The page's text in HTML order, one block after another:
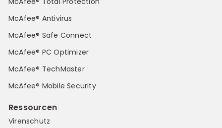
McAfee® Antivirus
McAfee® Safe Connect
McAfee® PC Optimizer
McAfee® TechMaster
McAfee® Mobile Security
Ressourcen
Virenschutz